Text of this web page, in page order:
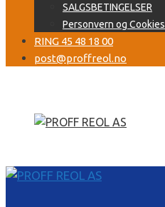
SALGSBETINGELSER
Personvern og Cookies
RING 45 48 18 00
post@proffreol.no